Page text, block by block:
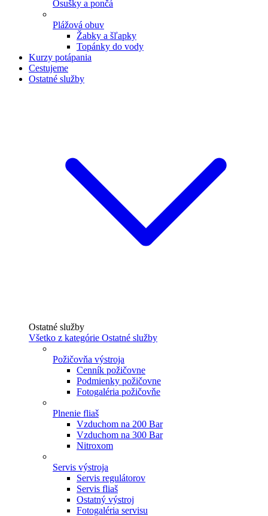
Osušky a pončá
Plážová obuv
Žabky a šľapky
Topánky do vody
Kurzy potápania
Cestujeme
Ostatné služby
Ostatné služby
Všetko z kategórie Ostatné služby
Požičovňa výstroja
Cenník požičovne
Podmienky požičovne
Fotogaléria požičovňe
Plnenie fliaš
Vzduchom na 200 Bar
Vzduchom na 300 Bar
Nitroxom
Servis výstroja
Servis regulátorov
Servis fliaš
Ostatný výstroj
Fotogaléria servisu